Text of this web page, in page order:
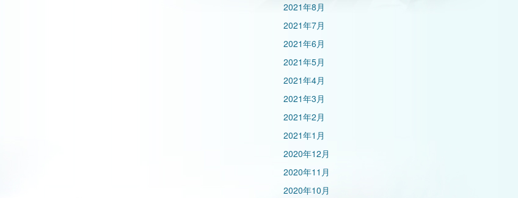
2021年8月
2021年7月
2021年6月
2021年5月
2021年4月
2021年3月
2021年2月
2021年1月
2020年12月
2020年11月
2020年10月